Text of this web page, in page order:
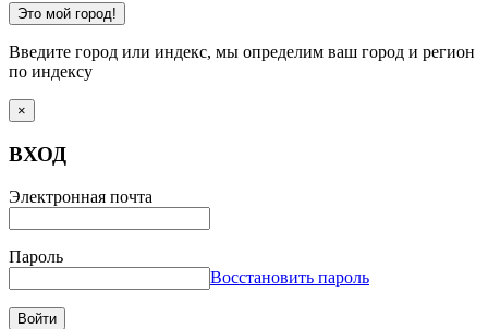
Это мой город!
Введите город или индекс, мы определим ваш город и регион
по индексу
×
ВХОД
Электронная почта
Пароль
Восстановить пароль
Войти